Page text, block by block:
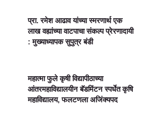
प्रा. रमेश आढाव यांच्या स्मरणार्थ एक
लाख वह्यांच्या वाटपाचा संकल्प प्रेरणादायी
: मुख्याध्यापक सुपुत्र बंडी
महात्मा फुले कृषी विद्यापीठाच्या
आंतरमहाविद्यालयीन बॅडमिंटन स्पर्धेत कृषि
महाविद्यालय, फलटणला अजिंक्यपद